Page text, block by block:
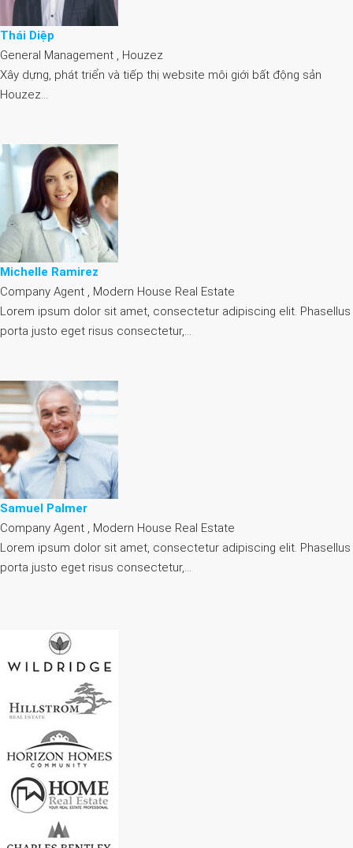
Thái Diệp
General Management , Houzez
Xây dựng, phát triển và tiếp thị website môi giới bất động sản
Houzez…
Michelle Ramirez
Company Agent , Modern House Real Estate
Lorem ipsum dolor sit amet, consectetur adipiscing elit. Phasellus
porta justo eget risus consectetur,…
Samuel Palmer
Company Agent , Modern House Real Estate
Lorem ipsum dolor sit amet, consectetur adipiscing elit. Phasellus
porta justo eget risus consectetur,…